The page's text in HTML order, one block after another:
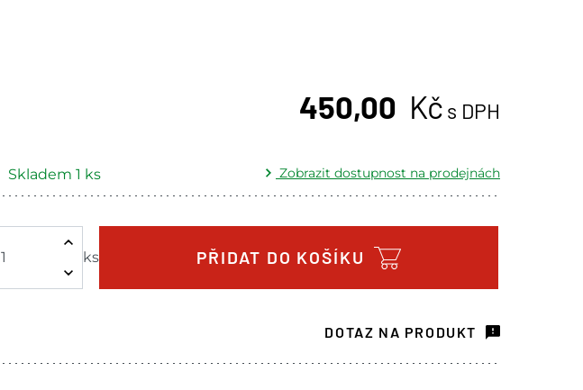
450,00 Kč s DPH
ks PŘIDAT DO KOŠÍKU
Skladem 1 ks
Zobrazit dostupnost na prodejnách
Skladové množství na prodejnách je pouze orientační.
Ceny na prodejnách se mohou lišit od cen na e-shopu.
DOTAZ NA PRODUKT